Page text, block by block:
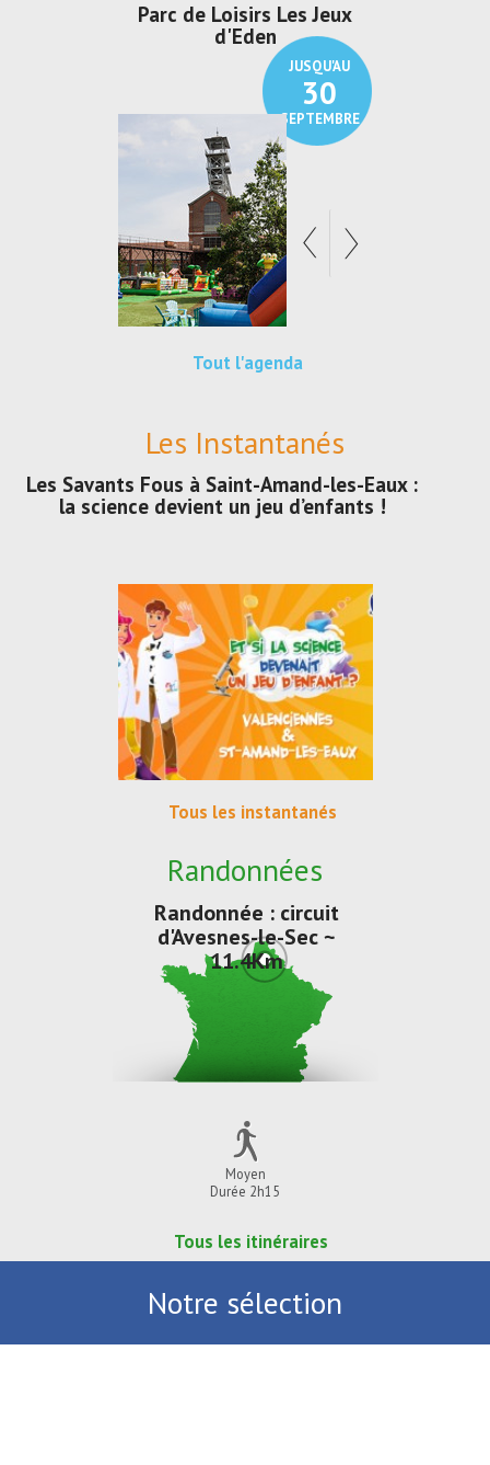
JUSQU'AU
30
SEPTEMBRE
Parc de Loisirs Les Jeux
d'Eden
Tout l'agenda
Les Instantanés
Les Savants Fous à Saint-Amand-les-Eaux :
la science devient un jeu d’enfants !
Tous les instantanés
Randonnées
Randonnée : circuit
d'Avesnes-le-Sec ~
11.4Km
Moyen
Durée 2h15
Tous les itinéraires
Notre sélection